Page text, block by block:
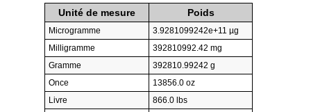
Unité de mesure Poids
Microgramme
3.9281099242e+11 µg
Milligramme
392810992.42 mg
Gramme
392810.99242 g
Once
13856.0 oz
Livre
866.0 lbs